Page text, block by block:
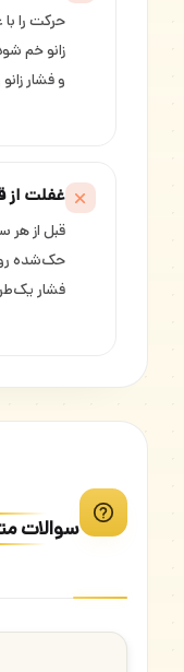
حرکت را
زانو خم
و فشار
غفلت از
قبل از هر
حک‌شده
فشار
سوالات